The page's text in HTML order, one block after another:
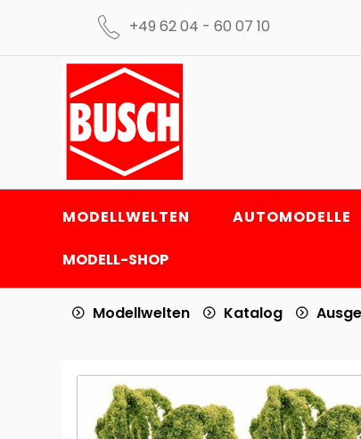
+49 62 04 - 60 07 10
MODELLWELTEN AUTOMODELLE
MODELL-SHOP
Modellwelten Katalog